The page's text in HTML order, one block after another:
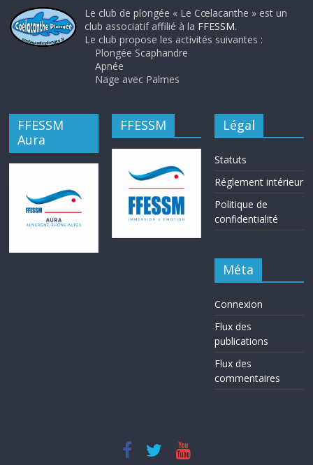
Le club de plongée « Le Cœlacanthe » est un
club associatif affilié à la FFESSM.
Le club propose les activités suivantes :
Plongée Scaphandre
Apnée
Nage avec Palmes
FFESSM
Aura
FFESSM Légal
Statuts
Réglement intérieur
Politique de
confidentialité
Méta
Connexion
Flux des
publications
Flux des
commentaires